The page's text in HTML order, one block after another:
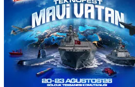
ŞIRNAK